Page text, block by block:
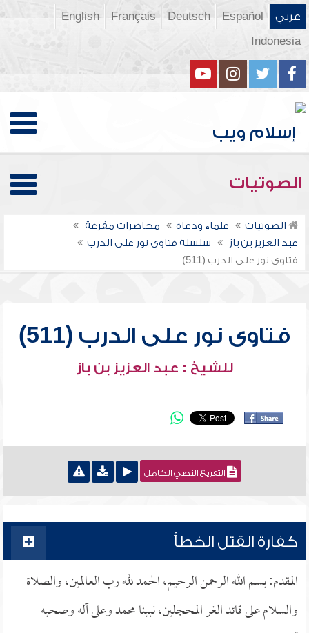
عربي Español
Deutsch
Français
English
Indonesia
الصوتيات
الصوتيات علماء ودعاة
محاضرات مفرغة
عبد العزيز بن باز
سلسلة فتاوى نور على الدرب
فتاوى نور على الدرب (511)
فتاوى نور على الدرب (511)
للشيخ : عبد العزيز بن باز
التفريغ النصي الكامل
كفارة القتل الخطأ
المقدم: بسم الله الرحمن الرحيم، الحمد لله رب العالمين، والصلاة
والسلام على قائد الغر المحجلين، نبينا محمد وعلى آله وصحبه